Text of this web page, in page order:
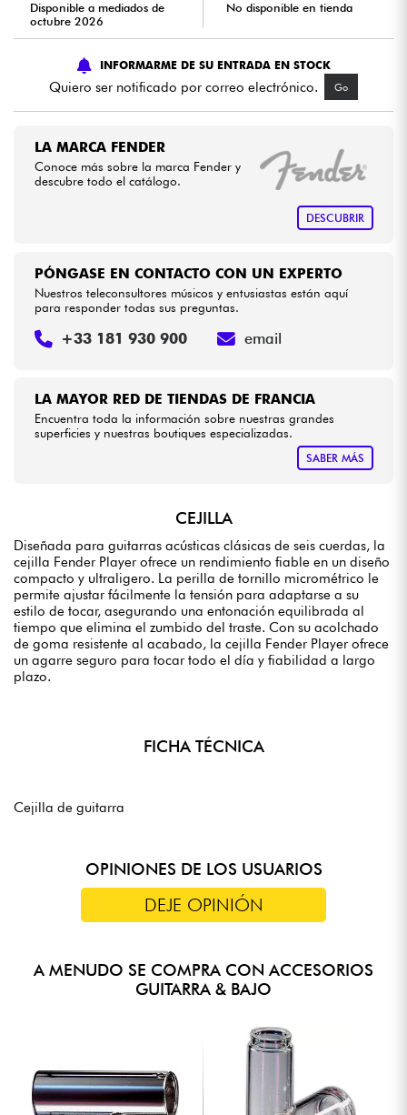
Niños
Cables & Acces.
Bundle
Disponible a mediados de
octubre 2026
No disponible en tienda
INFORMARME DE SU ENTRADA EN STOCK
Quiero ser notificado por correo electrónico. Go
LA MARCA FENDER
Conoce más sobre la marca Fender y
descubre todo el catálogo.
DESCUBRIR
LA MAYOR RED DE TIENDAS DE FRANCIA
Encuentra toda la información sobre nuestras grandes
superficies y nuestras boutiques especializadas.
SABER MÁS
PÓNGASE EN CONTACTO CON UN EXPERTO
Nuestros teleconsultores músicos y entusiastas están aquí
para responder todas sus preguntas.
+33 181 930 900 email
CEJILLA
Diseñada para guitarras acústicas clásicas de seis cuerdas, la
cejilla Fender Player ofrece un rendimiento fiable en un diseño
compacto y ultraligero. La perilla de tornillo micrométrico le
permite ajustar fácilmente la tensión para adaptarse a su
estilo de tocar, asegurando una entonación equilibrada al
tiempo que elimina el zumbido del traste. Con su acolchado
de goma resistente al acabado, la cejilla Fender Player ofrece
un agarre seguro para tocar todo el día y fiabilidad a largo
plazo.
FICHA TÉCNICA
Cejilla de guitarra
OPINIONES DE LOS USUARIOS
DEJE OPINIÓN
A MENUDO SE COMPRA CON ACCESORIOS
GUITARRA & BAJO